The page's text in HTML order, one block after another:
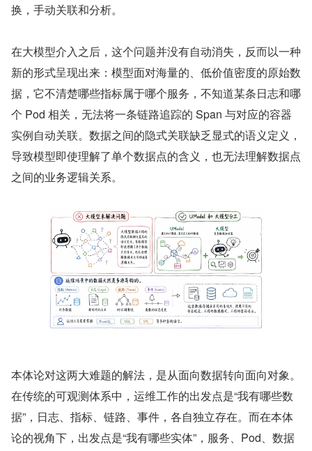
换，手动关联和分析。
在大模型介入之后，这个问题并没有自动消失，反而以一种
新的形式呈现出来：模型面对海量的、低价值密度的原始数
据，它不清楚哪些指标属于哪个服务，不知道某条日志和哪
个 Pod 相关，无法将一条链路追踪的 Span 与对应的容器
实例自动关联。数据之间的隐式关联缺乏显式的语义定义，
导致模型即使理解了单个数据点的含义，也无法理解数据点
之间的业务逻辑关系。
本体论对这两大难题的解法，是从面向数据转向面向对象。
在传统的可观测体系中，运维工作的出发点是“我有哪些数
据”，日志、指标、链路、事件，各自独立存在。而在本体
论的视角下，出发点是“我有哪些实体”，服务、Pod、数据